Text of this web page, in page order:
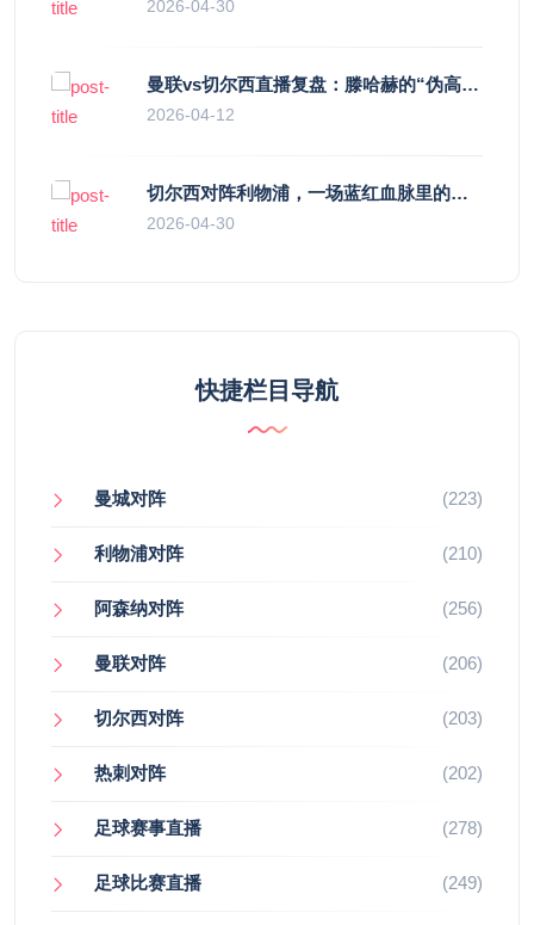
2026-04-30
曼联vs切尔西直播复盘：滕哈赫的“伪高位”与波切蒂诺的“无锋阵”，谁更拧巴？
2026-04-12
切尔西对阵利物浦，一场蓝红血脉里的恩怨与忠诚
2026-04-30
快捷栏目导航
曼城对阵 (223)
利物浦对阵 (210)
阿森纳对阵 (256)
曼联对阵 (206)
切尔西对阵 (203)
热刺对阵 (202)
足球赛事直播 (278)
足球比赛直播 (249)